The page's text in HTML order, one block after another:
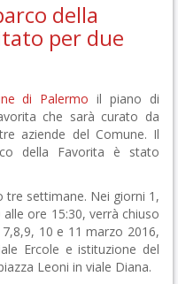
della
per due
di Palermo il piano di
che sarà curato da
aziende del Comune. Il
della Favorita è stato
tre settimane. Nei giorni 1,
ore 15:30, verrà chiuso
10 e 11 marzo 2016,
Ercole e istituzione del
Leoni in viale Diana.